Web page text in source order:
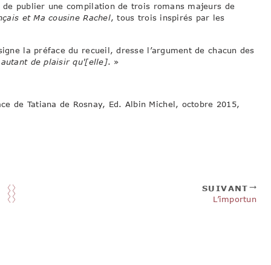
de publier une compilation de trois romans majeurs de
et Ma cousine Rachel, tous trois inspirés par les
la préface du recueil, dresse l’argument de chacun des
de plaisir qu'[elle]. »
de Tatiana de Rosnay, Ed. Albin Michel, octobre 2015,
SUIVANT
L’importun